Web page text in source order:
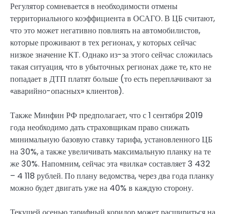
Регулятор сомневается в необходимости отмены
территориального коэффициента в ОСАГО. В ЦБ считают,
что это может негативно повлиять на автомобилистов,
которые проживают в тех регионах, у которых сейчас
низкое значение КТ. Однако из-за этого сейчас сложилась
такая ситуация, что в убыточных регионах даже те, кто не
попадает в ДТП платят больше (то есть переплачивают за
«аварийно-опасных» клиентов).
Также Минфин РФ предполагает, что с 1 сентября 2019
года необходимо дать страховщикам право снижать
минимальную базовую ставку тарифа, установленного ЦБ
на 30%, а также увеличивать максимальную планку на те
же 30%. Напомним, сейчас эта «вилка» составляет 3 432
– 4 118 рублей. По плану ведомства, через два года планку
можно будет двигать уже на 40% в каждую сторону.